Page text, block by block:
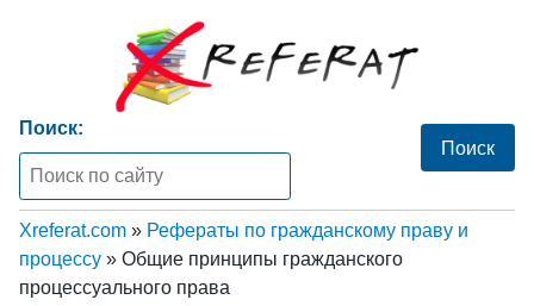
Поиск:
Xreferat.com » Рефераты по гражданскому праву и
процессу » Общие принципы гражданского
процессуального права